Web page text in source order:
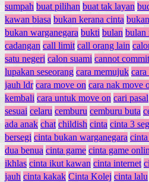
sumpah buat pilihan buat tak layan
kawan biasa bukan kerana cinta
bukan warganegara bukti bulan bulan
cadangan call limit call orang lain
satu negeri calon suami cannot commit
lupakan seseorang cara memujuk
jauh ldr cara move on cara nak move
kembali cara untuk move on cari pasal
sesuai celaru cemburu cemburu buta
ada anak chat childish cinta cinta 3
bersegi cinta bukan warganegara
dua benua cinta game cinta game
ikhlas cinta ikut kawan cinta internet
jauh cinta kakak Cinta Kolej cinta lalu